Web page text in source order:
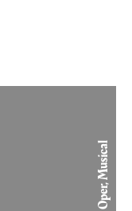
Oper, Musical